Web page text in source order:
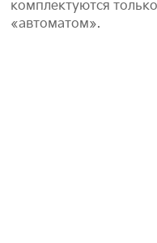
комплектуются
«автоматом».